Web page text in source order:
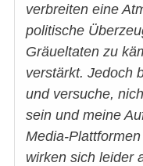
verbreiten eine
politische
Gräueltaten zu
verstärkt. Jedoch
und versuche,
sein und meine
Media-
wirken sich leider